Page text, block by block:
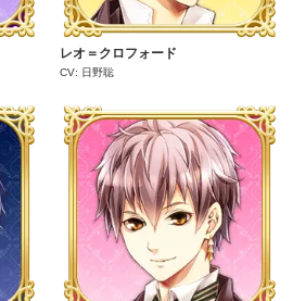
レオ＝クロフォード
CV: 日野聡